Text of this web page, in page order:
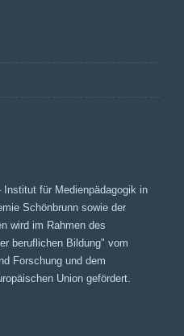
für Medienpädagogik in
Schönbrunn sowie der
wird im Rahmen des
beruflichen Bildung" vom
Forschung und dem
Union gefördert.